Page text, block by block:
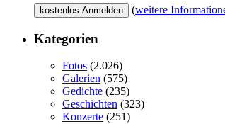
(weitere
Kategorien
Fotos (2.026)
Galerien (575)
Gedichte (235)
Geschichten (323)
Konzerte (251)